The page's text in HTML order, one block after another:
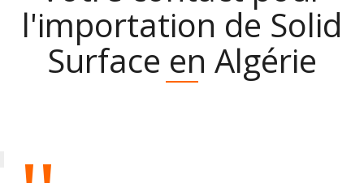
l'importation de Solid
Surface en Algérie